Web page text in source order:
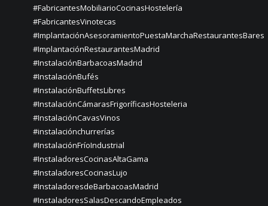
#FabricantesMobiliarioCocinasHostelería
#FabricantesVinotecas
#ImplantaciónAsesoramientoPuestaMarchaRestaurantesBares
#ImplantaciónRestaurantesMadrid
#InstalaciónBarbacoasMadrid
#InstalaciónBufés
#InstalaciónBuffetsLibres
#InstalaciónCámarasFrigoríficasHosteleria
#InstalaciónCavasVinos
#instalaciónchurrerías
#InstalaciónFríoIndustrial
#InstaladoresCocinasAltaGama
#InstaladoresCocinasLujo
#InstaladoresdeBarbacoasMadrid
#InstaladoresSalasDescandoEmpleados